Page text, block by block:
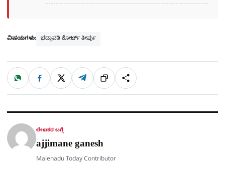
ವಿಷಯಗಳು: ಭದ್ರಾವತಿ ಕೋರ್ಟ್ ತೀರ್ಪು
ಹಂಚಿಕೊಳ್ಳಿ
W
a
t
p
p
F
c
e
o
k
X T
l
e
a
m
ಲಿಂ
ಕ್
S
h
a
ಲೇಖಕರ ಬಗ್ಗೆ
ajjimane ganesh
Malenadu Today Contributor